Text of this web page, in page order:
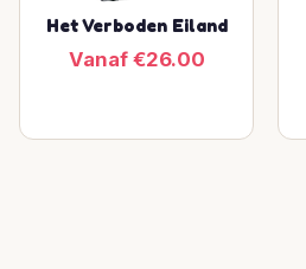
Het Verboden Eiland
Vanaf €26.00